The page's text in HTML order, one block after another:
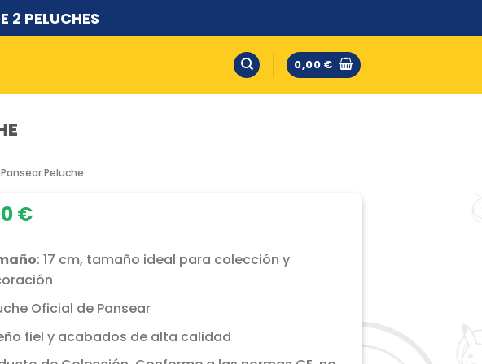
2 PELUCHES
0,00 €
Pansear Peluche
€
: 17 cm, tamaño ideal para colección y
Oficial de Pansear
fiel y acabados de alta calidad